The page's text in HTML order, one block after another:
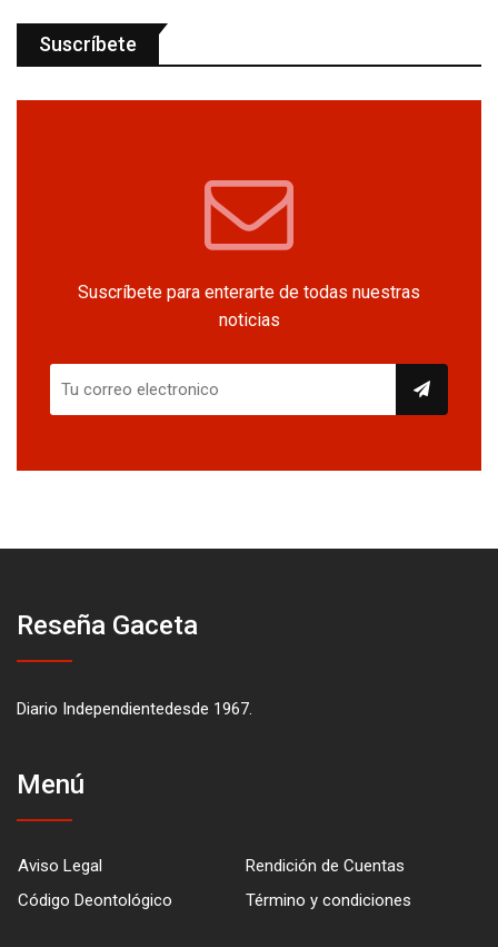
Suscríbete
Suscríbete para enterarte de todas nuestras
noticias
Reseña Gaceta
Diario Independientedesde 1967.
Menú
Aviso Legal
Rendición de Cuentas
Código Deontológico
Término y condiciones